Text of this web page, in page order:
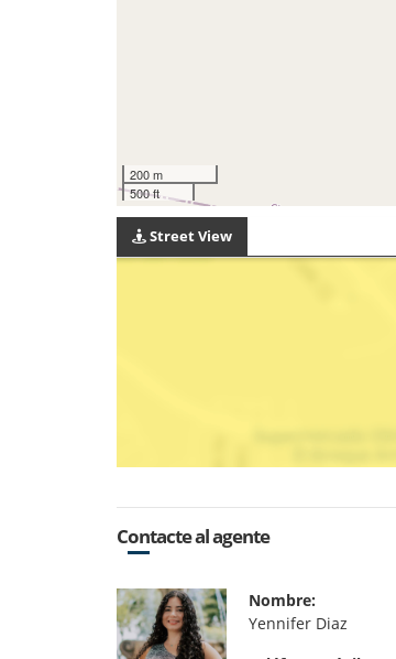
200 m
500 ft
Street View
Contacte al agente
Nombre:
Yennifer Diaz